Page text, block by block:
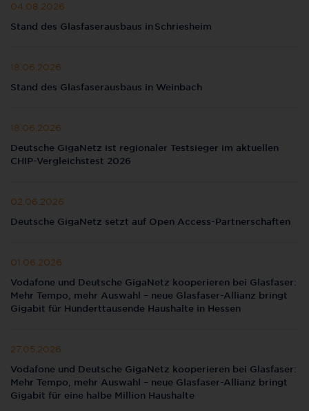
04.08.2026
Stand des Glasfaserausbaus in Schriesheim
18.06.2026
Stand des Glasfaserausbaus in Weinbach
18.06.2026
Deutsche GigaNetz ist regionaler Testsieger im aktuellen
CHIP-Vergleichstest 2026
02.06.2026
Deutsche GigaNetz setzt auf Open Access-Partnerschaften
01.06.2026
Vodafone und Deutsche GigaNetz kooperieren bei Glasfaser:
Mehr Tempo, mehr Auswahl – neue Glasfaser-Allianz bringt
Gigabit für Hunderttausende Haushalte in Hessen
27.05.2026
Vodafone und Deutsche GigaNetz kooperieren bei Glasfaser:
Mehr Tempo, mehr Auswahl – neue Glasfaser-Allianz bringt
Gigabit für eine halbe Million Haushalte